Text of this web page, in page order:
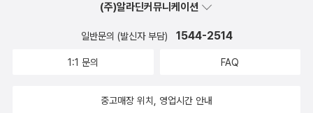
(주)알라딘커뮤니케이션
일반문의 (발신자 부담) 1544-2514
1:1 문의 FAQ
중고매장 위치, 영업시간 안내